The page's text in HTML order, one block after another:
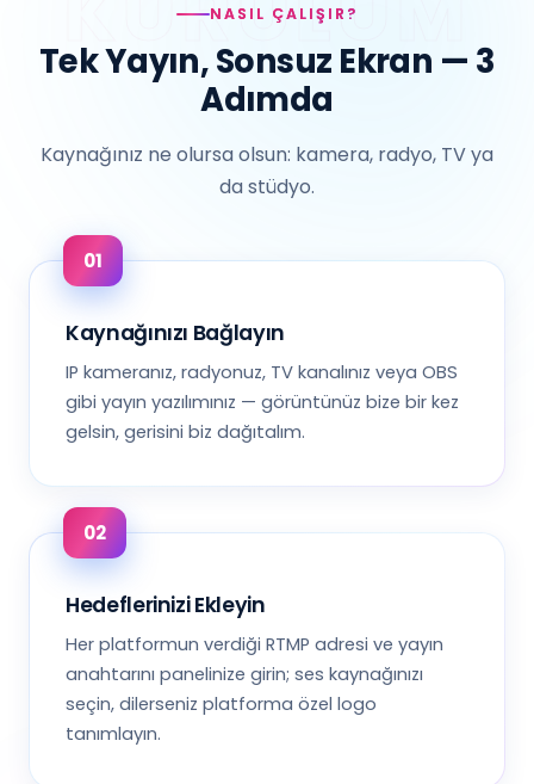
NASIL ÇALIŞIR?
Tek Yayın, Sonsuz Ekran — 3
Adımda
Kaynağınız ne olursa olsun: kamera, radyo, TV ya
da stüdyo.
Kaynağınızı Bağlayın
IP kameranız, radyonuz, TV kanalınız veya OBS
gibi yayın yazılımınız — görüntünüz bize bir kez
gelsin, gerisini biz dağıtalım.
Hedeflerinizi Ekleyin
Her platformun verdiği RTMP adresi ve yayın
anahtarını panelinize girin; ses kaynağınızı
seçin, dilerseniz platforma özel logo
tanımlayın.